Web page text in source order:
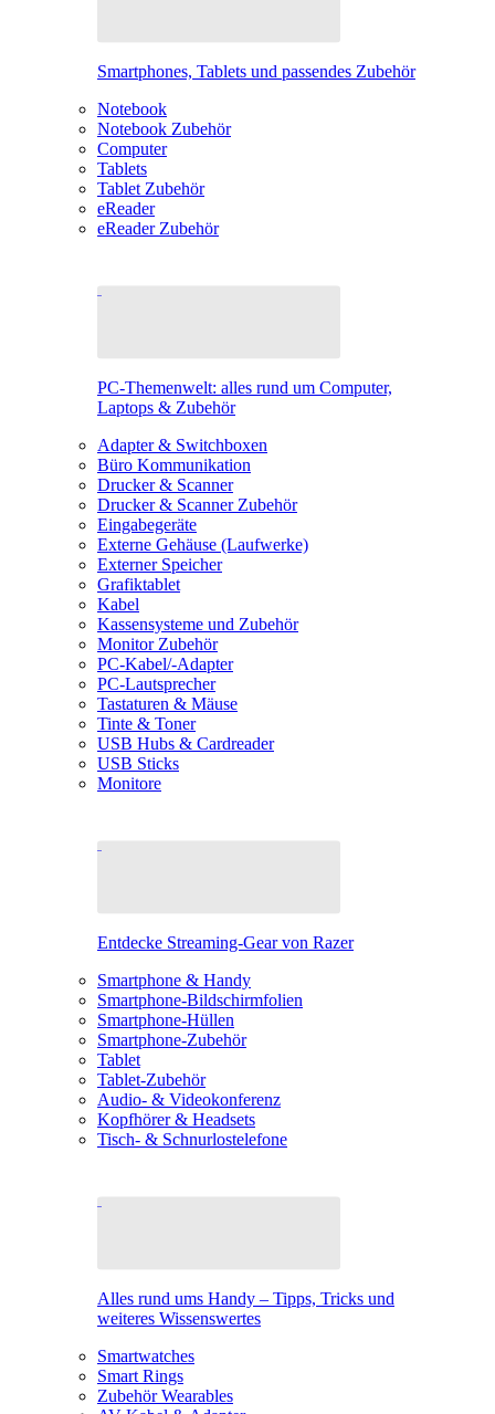
Smartphones, Tablets und passendes Zubehör
Notebook
Notebook Zubehör
Computer
Tablets
Tablet Zubehör
eReader
eReader Zubehör
PC-Themenwelt: alles rund um Computer,
Laptops & Zubehör
Adapter & Switchboxen
Büro Kommunikation
Drucker & Scanner
Drucker & Scanner Zubehör
Eingabegeräte
Externe Gehäuse (Laufwerke)
Externer Speicher
Grafiktablet
Kabel
Kassensysteme und Zubehör
Monitor Zubehör
PC-Kabel/-Adapter
PC-Lautsprecher
Tastaturen & Mäuse
Tinte & Toner
USB Hubs & Cardreader
USB Sticks
Monitore
Entdecke Streaming-Gear von Razer
Smartphone & Handy
Smartphone-Bildschirmfolien
Smartphone-Hüllen
Smartphone-Zubehör
Tablet
Tablet-Zubehör
Audio- & Videokonferenz
Kopfhörer & Headsets
Tisch- & Schnurlostelefone
Alles rund ums Handy – Tipps, Tricks und
weiteres Wissenswertes
Smartwatches
Smart Rings
Zubehör Wearables